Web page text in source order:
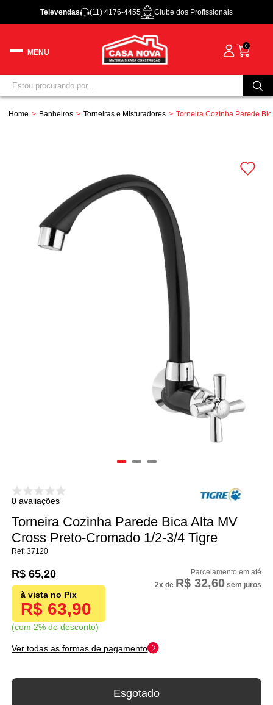
Televendas (11) 4176-4455 Clube dos Profissionais
0
Home Banheiros Torneiras e Misturadores Torneira Cozinha Parede
0 avaliações
Torneira Cozinha Parede Bica Alta MV
Cross Preto-Cromado 1/2-3/4 Tigre
37120
R$ 63,90
com 2% de desconto
R$ 65,20
2x de R$ 32,60sem juros
Ver todas as formas de pagamento
Esgotado